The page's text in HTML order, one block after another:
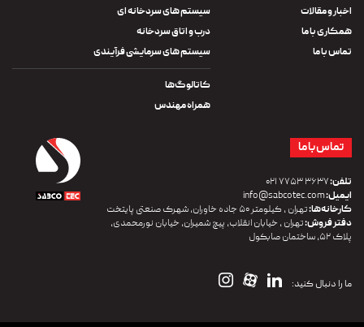
اخبار و مقالات
همکاری با ما
تماس با ما
سیستم های سردخانه ای
درب و اتاق سردخانه
سیستم های سرمایشی فرآیندی
کاتالوگ‌ها
همراه مهندس
تماس با ما
تلفن:۳۶۳۷ ۷۷۵۳ ۰۲۱
ایمیل:info@sabcotec.com
کارخانه‌ها:تهران ، کیلومتر ۵۰ جاده خاوران، شهرک صنعتی پایتخت
دفتر فروش:تهران ، خیابان انقلاب، پیچ شمیران، خیابان نورمحمدی،
پلاک ۵۲، ساختمان صابکول
ما را دنبال کنید: